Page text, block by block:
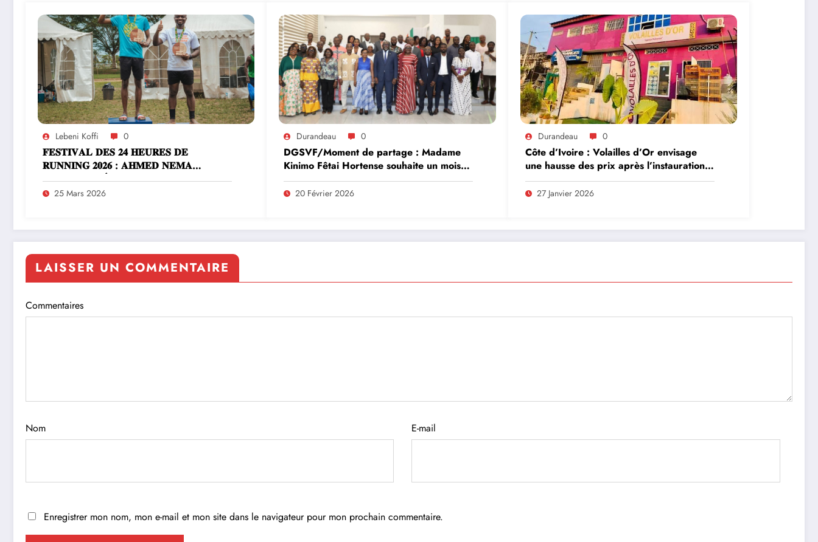
Lebeni Koffi 0
𝐅𝐄𝐒𝐓𝐈𝐕𝐀𝐋 𝐃𝐄𝐒 𝟐𝟒 𝐇𝐄𝐔𝐑𝐄𝐒 𝐃𝐄
𝐑𝐔𝐍𝐍𝐈𝐍𝐆 𝟐𝟎𝟐𝟔 : 𝐀𝐇𝐌𝐄𝐃 𝐍𝐄𝐌𝐀
𝐒𝐔𝐑𝐕𝐎𝐋𝐄 𝐋’É𝐏𝐑𝐄𝐔𝐕𝐄 𝐃𝐄𝐒 𝟑 𝐇𝐄𝐔𝐑𝐄𝐒
25 Mars 2026
Durandeau 0
DGSVF/Moment de partage : Madame
Kinimo Fêtai Hortense souhaite un mois
saint aux chrétiens catholiques et
musulmans
20 Février 2026
Durandeau 0
Côte d’Ivoire : Volailles d’Or envisage
une hausse des prix après l’instauration
d’une taxe de 9% sur les aliments
d’élevage
27 Janvier 2026
LAISSER UN COMMENTAIRE
Commentaires
Nom E-mail
Enregistrer mon nom, mon e-mail et mon site dans le navigateur pour mon prochain commentaire.